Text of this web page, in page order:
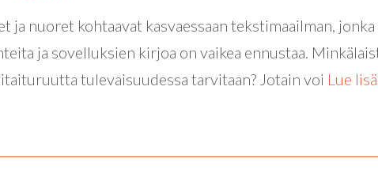
ja nuoret kohtaavat kasvaessaan tekstimaailman, jonka
ja sovelluksien kirjoa on vaikea ennustaa.
tulevaisuudessa tarvitaan? Jotain voi Lue